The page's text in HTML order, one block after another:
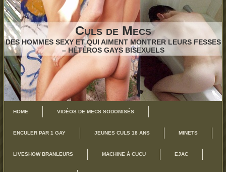
Culs de Mecs
DES HOMMES SEXY ET QUI AIMENT MONTRER LEURS FESSES
– HÉTÉROS GAYS BISEXUELS
HOME VIDÉOS DE MECS SODOMISÉS
ENCULER PAR 1 GAY JEUNES CULS 18 ANS MINETS
LIVESHOW BRANLEURS MACHINE À CUCU EJAC